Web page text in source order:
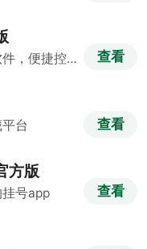
，便捷控
查看
台
查看
方版
号app
查看